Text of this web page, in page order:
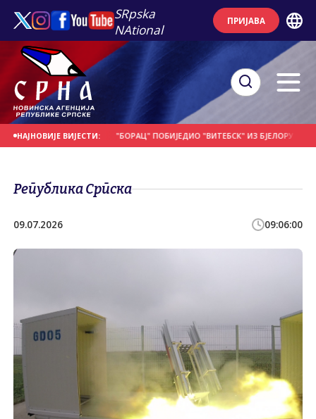
SRpska
NAtional
ПРИЈАВА
НАЈНОВИЈЕ ВИЈЕСТИ:
НА ДАНАШЊИ ДАН "БОРАЦ" ПОБИЈЕДИО "ВИТЕБСК" ИЗ БЈЕЛОРУСИЈЕ
Република Српска
09.07.2026 09:06:00